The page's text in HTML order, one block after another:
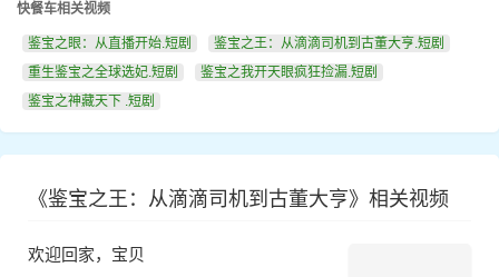
快餐车相关视频
鉴宝之眼：从直播开始.短剧
鉴宝之王：从滴滴司机到古董大亨.短剧
重生鉴宝之全球选妃.短剧
鉴宝之我开天眼疯狂捡漏.短剧
鉴宝之神藏天下 .短剧
《鉴宝之王：从滴滴司机到古董大亨》相关视频
欢迎回家，宝贝